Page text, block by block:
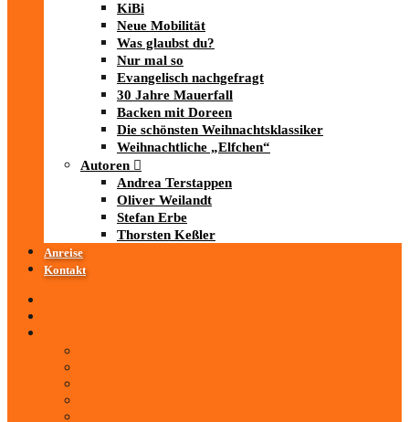
KiBi
Neue Mobilität
Was glaubst du?
Nur mal so
Evangelisch nachgefragt
30 Jahre Mauerfall
Backen mit Doreen
Die schönsten Weihnachtsklassiker
Weihnachtliche „Elfchen“
Autoren
Andrea Terstappen
Oliver Weilandt
Stefan Erbe
Thorsten Keßler
Anreise
Kontakt